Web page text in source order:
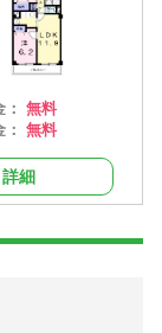
：無料
：無料
詳細